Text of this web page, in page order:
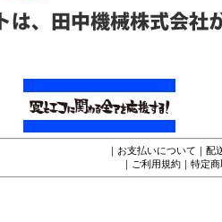
｜ お支払いについて ｜ 配
｜ ご利用規約 ｜ 特定